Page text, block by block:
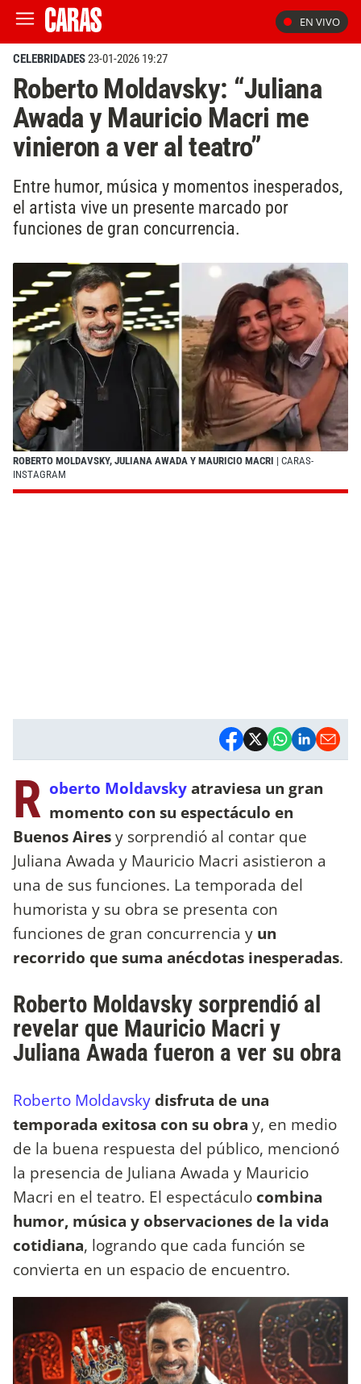
EN VIVO
CELEBRIDADES23-01-2026 19:27
Roberto Moldavsky: “Juliana
Awada y Mauricio Macri me
vinieron a ver al teatro”
Entre humor, música y momentos inesperados,
el artista vive un presente marcado por
funciones de gran concurrencia.
ROBERTO MOLDAVSKY, JULIANA AWADA Y MAURICIO MACRI | CARAS-
INSTAGRAM
R oberto Moldavskyatraviesa un gran
momento con su espectáculo en
Buenos Airesy sorprendió al contar que
Juliana Awada y Mauricio Macri asistieron a
una de sus funciones. La temporada del
humorista y su obra se presenta con
funciones de gran concurrencia y un
recorrido que suma anécdotas inesperadas.
Roberto Moldavsky sorprendió al
revelar que Mauricio Macri y
Juliana Awada fueron a ver su obra
Roberto Moldavskydisfruta de una
temporada exitosa con su obra y, en medio
de la buena respuesta del público, mencionó
la presencia de Juliana Awada y Mauricio
Macri en el teatro. El espectáculo combina
humor, música y observaciones de la vida
cotidiana, logrando que cada función se
convierta en un espacio de encuentro.